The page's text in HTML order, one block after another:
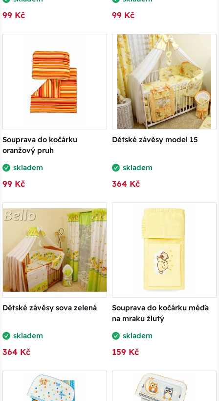
99 Kč 99 Kč
Souprava do kočárku
oranžový pruh
skladem
99 Kč
Dětské závěsy model 15
skladem
364 Kč
Dětské závěsy sova zelená
skladem
364 Kč
Souprava do kočárku méďa
na mraku žlutý
skladem
159 Kč